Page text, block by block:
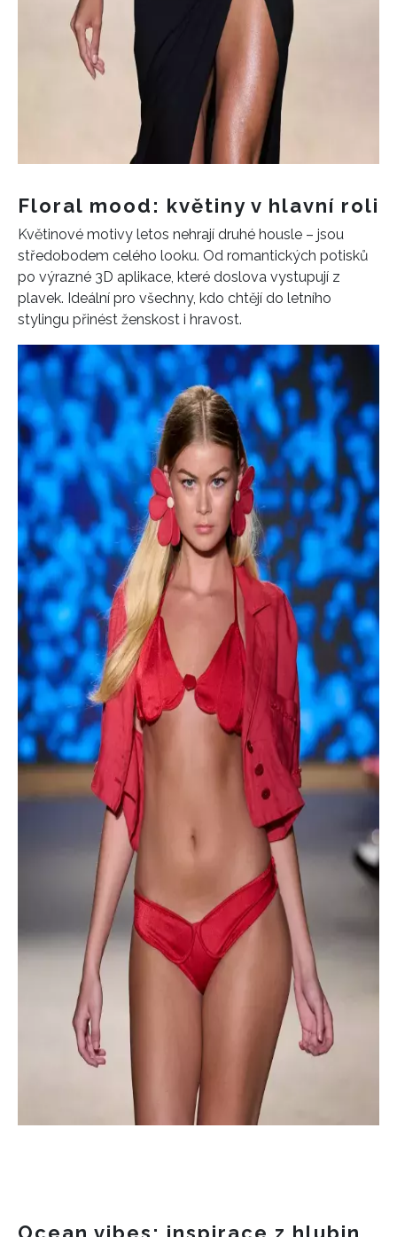
Floral mood: květiny v hlavní roli
Květinové motivy letos nehrají druhé housle – jsou
středobodem celého looku. Od romantických potisků
po výrazné 3D aplikace, které doslova vystupují z
plavek. Ideální pro všechny, kdo chtějí do letního
stylingu přinést ženskost i hravost.
Ocean vibes: inspirace z hlubin